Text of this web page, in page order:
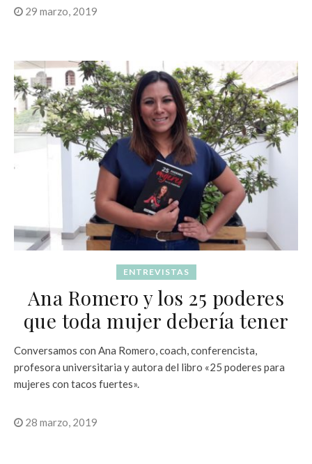
29 marzo, 2019
ENTREVISTAS
Ana Romero y los 25 poderes
que toda mujer debería tener
Conversamos con Ana Romero, coach, conferencista,
profesora universitaria y autora del libro «25 poderes para
mujeres con tacos fuertes».
28 marzo, 2019